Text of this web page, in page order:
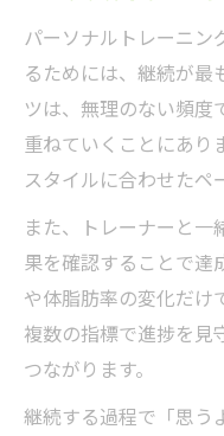
パーソナルトレーニン
るためには、継続が最
ツは、無理のない頻度
重ねていくことにあり
スタイルに合わせたペ
また、トレーナーと
果を確認することで達
や体脂肪率の変化だけ
複数の指標で進捗を見
つながります。
継続する過程で「思う